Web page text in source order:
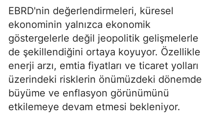
EBRD'nin değerlendirmeleri, küresel
ekonominin yalnızca ekonomik
göstergelerle değil jeopolitik gelişmelerle
de şekillendiğini ortaya koyuyor. Özellikle
enerji arzı, emtia fiyatları ve ticaret yolları
üzerindeki risklerin önümüzdeki dönemde
büyüme ve enflasyon görünümünü
etkilemeye devam etmesi bekleniyor.